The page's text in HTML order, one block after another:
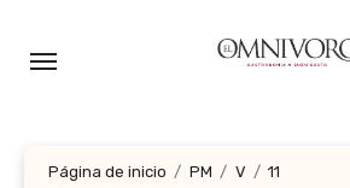
Página de inicio PM V
11